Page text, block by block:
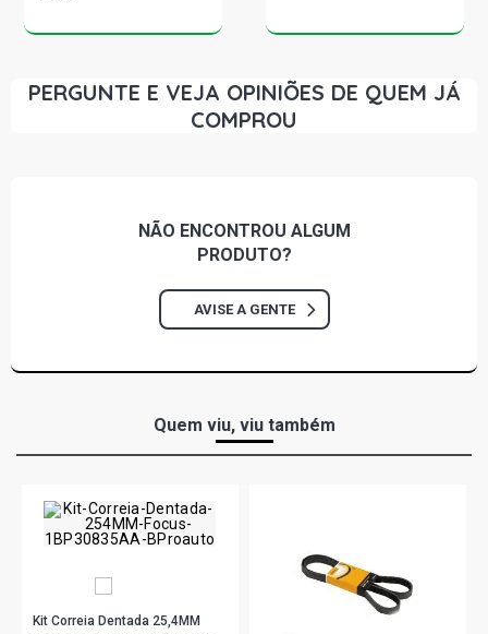
PERGUNTE E VEJA OPINIÕES DE QUEM JÁ
COMPROU
NÃO ENCONTROU ALGUM
PRODUTO?
AVISE A GENTE
Quem viu, viu também
Kit Correia Dentada 25,4MM